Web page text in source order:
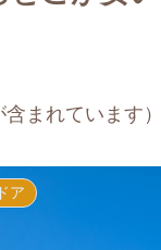
まれています）
ア